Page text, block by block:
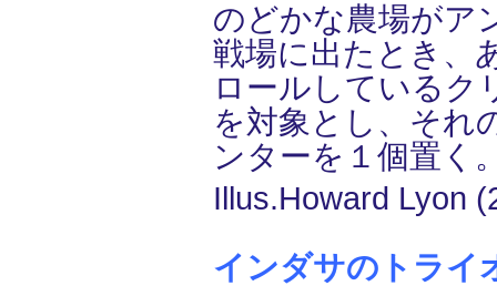
のどかな農場がア
戦場に出たとき、
ロールしているク
を対象とし、それ
ンターを１個置く
Illus.Howard Lyon
インダサのトライ